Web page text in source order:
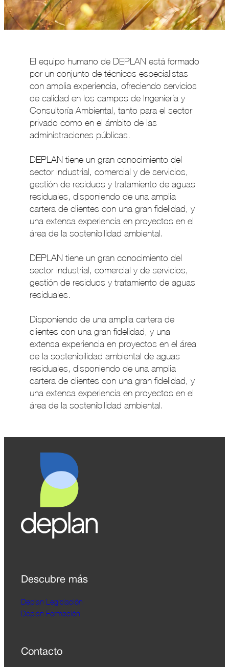
El equipo humano de DEPLAN está formado
por un conjunto de técnicos especialistas
con amplia experiencia, ofreciendo servicios
de calidad en los campos de Ingeniería y
Consultoría Ambiental, tanto para el sector
privado como en el ámbito de las
administraciones públicas.
DEPLAN tiene un gran conocimiento del
sector industrial, comercial y de servicios,
gestión de residuos y tratamiento de aguas
residuales, disponiendo de una amplia
cartera de clientes con una gran fidelidad, y
una extensa experiencia en proyectos en el
área de la sostenibilidad ambiental.
DEPLAN tiene un gran conocimiento del
sector industrial, comercial y de servicios,
gestión de residuos y tratamiento de aguas
residuales.
Disponiendo de una amplia cartera de
clientes con una gran fidelidad, y una
extensa experiencia en proyectos en el área
de la sostenibilidad ambiental de aguas
residuales, disponiendo de una amplia
cartera de clientes con una gran fidelidad, y
una extensa experiencia en proyectos en el
área de la sostenibilidad ambiental.
Descubre más
Deplan Legislación
Deplan Formación
Contacto